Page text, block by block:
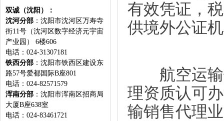
双诚（沈阳）：
沈河分部 ：沈阳市沈河区万寿寺
街11号（沈河区数字经济元宇宙
产业园） 6楼606
电话：024-31307181
铁西分部 ：沈阳市铁西区建设东
路57号爱都国际B座801
电话：024-82571579
浑南分部 ： 沈阳市浑南区招商局
大厦B座638室
电话：024-83461721
有效凭证，
供境外公证
航空运输
理资质认可
输销售代理